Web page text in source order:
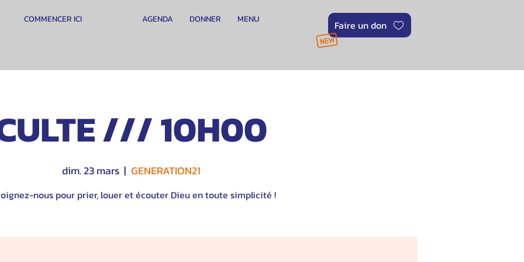
COMMENCER ICI DONNER MENU
AGENDA Faire un don
/// 10H00
dim. 23 mars
  |
GENERATION21
nous pour prier, louer et écouter Dieu en toute simplicité !